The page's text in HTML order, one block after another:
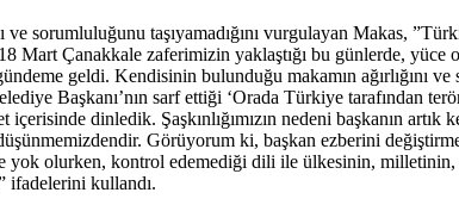
ve sorumluluğunu taşıyamadığını vurgulayan Makas,
Mart Çanakkale zaferimizin yaklaştığı bu günlerde,
geldi. Kendisinin bulunduğu makamın ağırlığını
Başkanı’nın sarf ettiği ‘Orada Türkiye tarafından
içerisinde dinledik. Şaşkınlığımızın nedeni başkanın
Görüyorum ki, başkan ezberini
olurken, kontrol edemediği dili ile ülkesinin,
ifadelerini kullandı.